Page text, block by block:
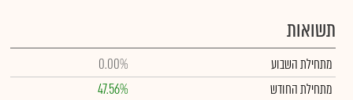
תשואות
מתחילת השבוע
0.00%
מתחילת החודש
47.56%